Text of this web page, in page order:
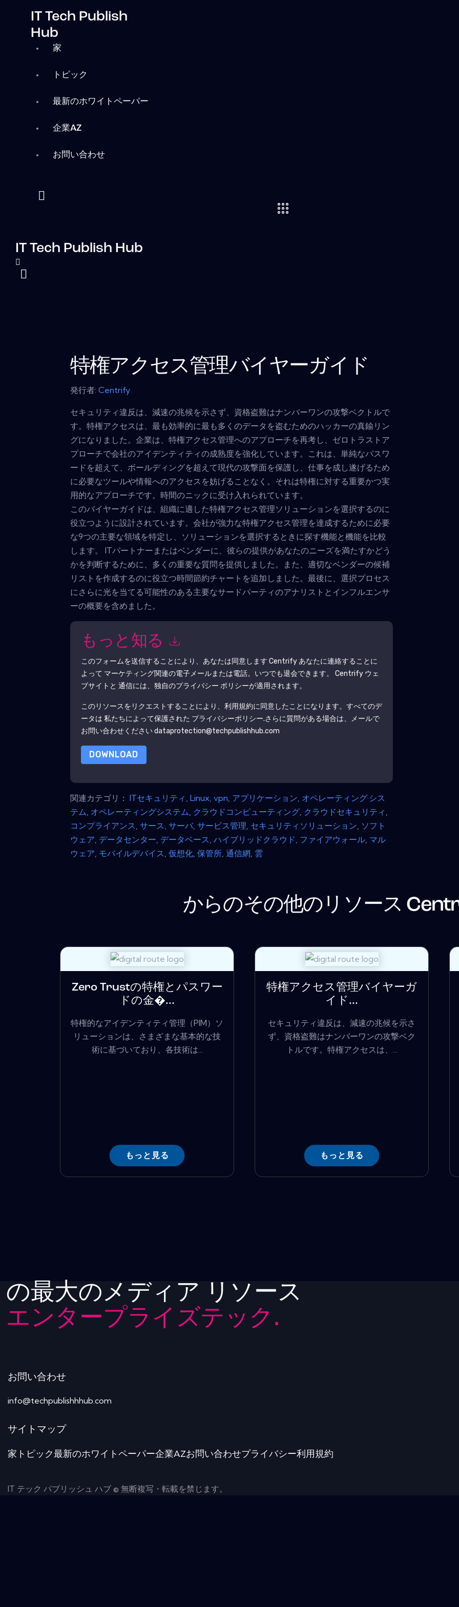
IT Tech Publish
Hub
家
トピック
最新のホワイトペーパー
企業AZ
お問い合わせ
IT Tech Publish Hub
特権アクセス管理バイヤーガイド
発行者: Centrify
セキュリティ違反は、減速の兆候を示さず、資格盗難はナンバーワンの攻撃ベクトルで
す。特権アクセスは、最も効率的に最も多くのデータを盗むためのハッカーの真鍮リン
グになりました。企業は、特権アクセス管理へのアプローチを再考し、ゼロトラストア
プローチで会社のアイデンティティの成熟度を強化しています。これは、単純なパスワ
ードを超えて、ボールディングを超えて現代の攻撃面を保護し、仕事を成し遂げるため
に必要なツールや情報へのアクセスを妨げることなく。それは特権に対する重要かつ実
用的なアプローチです。時間のニックに受け入れられています。
このバイヤーガイドは、組織に適した特権アクセス管理ソリューションを選択するのに
役立つように設計されています。会社が強力な特権アクセス管理を達成するために必要
な9つの主要な領域を特定し、ソリューションを選択するときに探す機能と機能を比較
します。 ITパートナーまたはベンダーに、彼らの提供があなたのニーズを満たすかどう
かを判断するために、多くの重要な質問を提供しました。また、適切なベンダーの候補
リストを作成するのに役立つ時間節約チャートを追加しました。最後に、選択プロセス
にさらに光を当てる可能性のある主要なサードパーティのアナリストとインフルエンサ
ーの概要を含めました。
もっと知る
このフォームを送信することにより、あなたは同意します Centrifyあなたに連絡することに
よって マーケティング関連の電子メールまたは電話。いつでも退会できます。 Centrify ウェ
ブサイトと 通信には、独自のプライバシー ポリシーが適用されます。
このリソースをリクエストすることにより、利用規約に同意したことになります。すべてのデ
ータは 私たちによって保護された プライバシーポリシー.さらに質問がある場合は、メールで
お問い合わせください dataprotection@techpublishhub.com
DOWNLOAD
関連カテゴリ： ITセキュリティ , Linux, vpn, アプリケーション, オペレーティング·シス
テム, オペレーティングシステム, クラウドコンピューティング, クラウドセキュリティ ,
コンプライアンス, サース, サーバ, サービス管理, セキュリティソリューション, ソフト
ウェア, データセンター, データベース, ハイブリッドクラウド, ファイアウォール, マル
ウェア, モバイルデバイス, 仮想化, 保管所, 通信網, 雲
からのその他のリソース
Zero Trustの特権とパスワー
ドの金�...
特権的なアイデンティティ管理（PIM）ソ
リューションは、さまざまな基本的な技
術に基づいており、各技術は...
もっと見る
特権アクセス管理バイヤーガ
イド...
セキュリティ違反は、減速の兆候を示さ
ず、資格盗難はナンバーワンの攻撃ベク
トルです。特権アクセスは、...
もっと見る
の最大のメディア リソース
エンタープライズテック.
お問い合わせ
info@techpublishhhub.com
サイトマップ
家 トピック最新のホワイトペーパー企業AZお問い合わせプライバシー利用規約
IT テック パブリッシュ ハブ © 無断複写・転載を禁じます。